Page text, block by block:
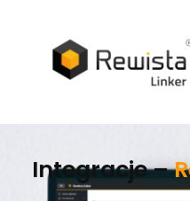
Integracje –